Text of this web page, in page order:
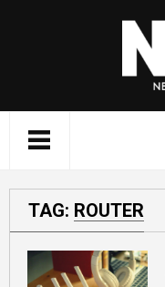
TAG: ROUTER